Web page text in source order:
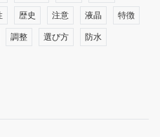
歴史 注意 液晶 特徴
調整 選び方 防水